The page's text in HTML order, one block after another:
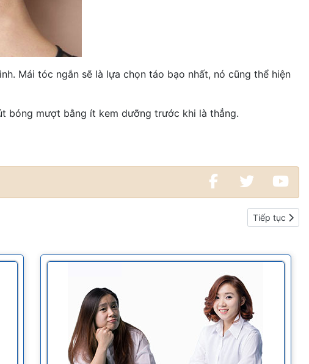
Mái tóc ngắn sẽ là lựa chọn táo bạo nhất, nó cũng thể hiện
bóng mượt bằng ít kem dưỡng trước khi là thẳng.
Bài viết kế
Tiếp tục